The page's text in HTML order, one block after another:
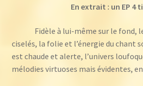
titres)
En extrait : un EP 4
Fidèle à lui-même sur le fond,
ciselés, la folie et l’énergie du chant
est chaude et alerte, l’univers
mélodies virtuoses mais évidentes,